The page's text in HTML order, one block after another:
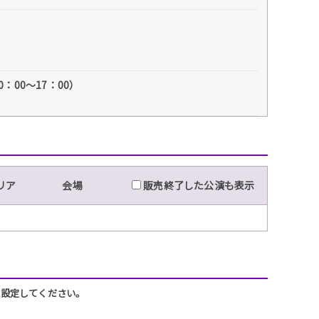
00～17：00）
ア 会場 販売終了した公演も表示
してください。